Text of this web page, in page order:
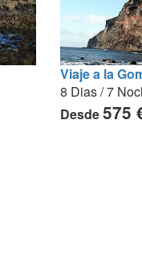
Viaje a la
8 Dias / 7
Desde575